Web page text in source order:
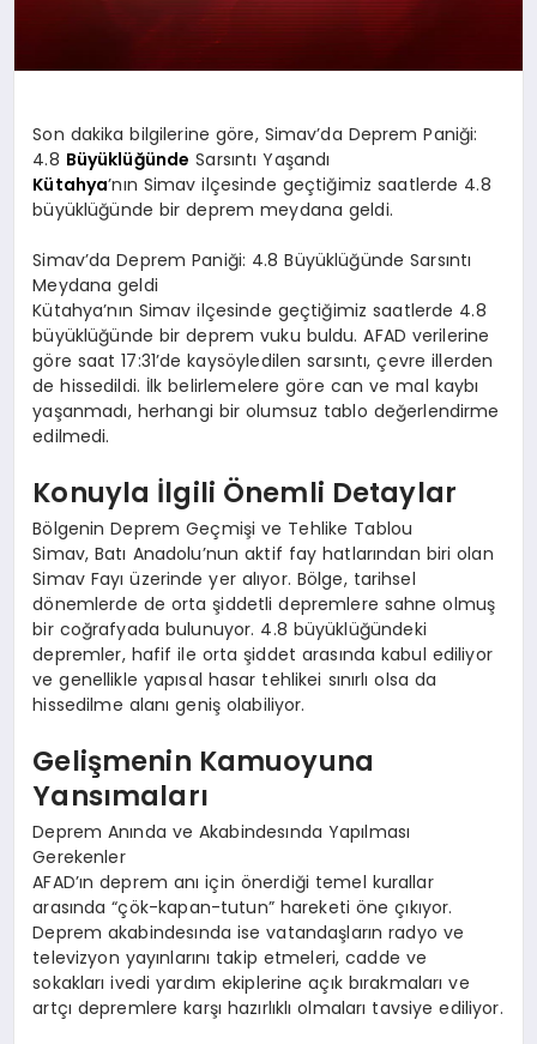
TEKNOLOJI
Son dakika bilgilerine göre, Simav’da Deprem Paniği:
4.8 Büyüklüğünde Sarsıntı Yaşandı
Kütahya’nın Simav ilçesinde geçtiğimiz saatlerde 4.8
büyüklüğünde bir deprem meydana geldi.
Simav’da Deprem Paniği: 4.8 Büyüklüğünde Sarsıntı
Meydana geldi
Kütahya’nın Simav ilçesinde geçtiğimiz saatlerde 4.8
büyüklüğünde bir deprem vuku buldu. AFAD verilerine
göre saat 17:31’de kaysöyledilen sarsıntı, çevre illerden
de hissedildi. İlk belirlemelere göre can ve mal kaybı
yaşanmadı, herhangi bir olumsuz tablo değerlendirme
edilmedi.
Konuyla İlgili Önemli Detaylar
Bölgenin Deprem Geçmişi ve Tehlike Tablou
Simav, Batı Anadolu’nun aktif fay hatlarından biri olan
Simav Fayı üzerinde yer alıyor. Bölge, tarihsel
dönemlerde de orta şiddetli depremlere sahne olmuş
bir coğrafyada bulunuyor. 4.8 büyüklüğündeki
depremler, hafif ile orta şiddet arasında kabul ediliyor
ve genellikle yapısal hasar tehlikei sınırlı olsa da
hissedilme alanı geniş olabiliyor.
Gelişmenin Kamuoyuna
Yansımaları
Deprem Anında ve Akabindesında Yapılması
Gerekenler
AFAD’ın deprem anı için önerdiği temel kurallar
arasında “çök-kapan-tutun” hareketi öne çıkıyor.
Deprem akabindesında ise vatandaşların radyo ve
televizyon yayınlarını takip etmeleri, cadde ve
sokakları ivedi yardım ekiplerine açık bırakmaları ve
artçı depremlere karşı hazırlıklı olmaları tavsiye ediliyor.